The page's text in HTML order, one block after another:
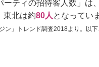
ーティの招待客人数」は
東北は約80人 となってい
ン」トレンド調査2018より。以